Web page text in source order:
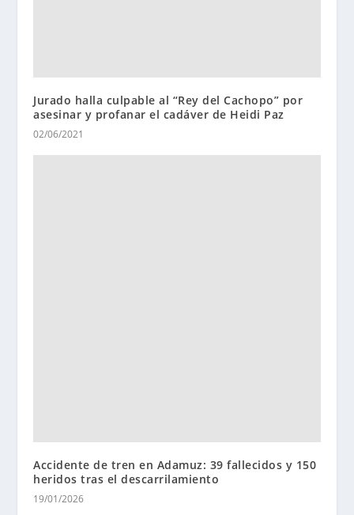
Jurado halla culpable al “Rey del Cachopo” por
asesinar y profanar el cadáver de Heidi Paz
02/06/2021
Accidente de tren en Adamuz: 39 fallecidos y 150
heridos tras el descarrilamiento
19/01/2026